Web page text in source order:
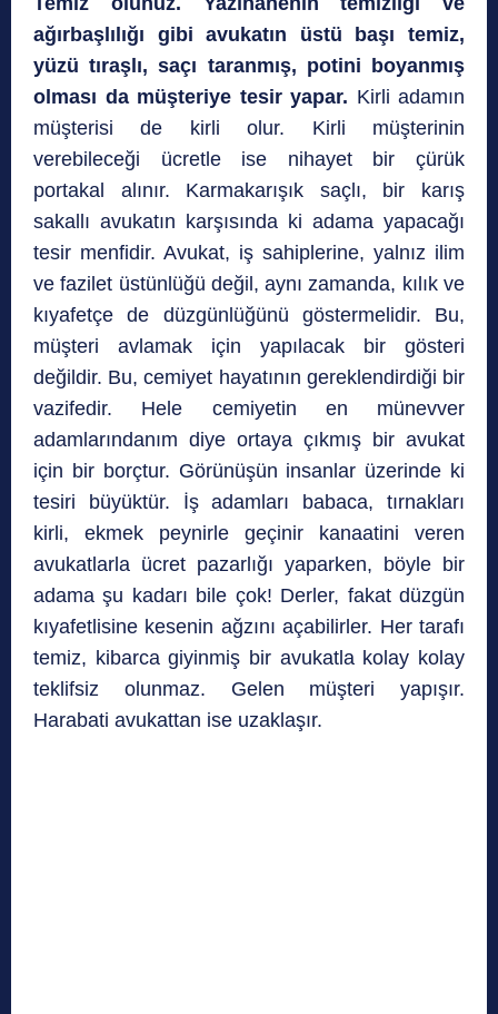
ağırbaşlılığı gibi avukatın üstü başı temiz,
yüzü tıraşlı, saçı taranmış, potini boyanmış
olması da müşteriye tesir yapar. Kirli adamın
müşterisi de kirli olur. Kirli müşterinin
verebileceği ücretle ise nihayet bir çürük
portakal alınır. Karmakarışık saçlı, bir karış
sakallı avukatın karşısında ki adama yapacağı
tesir menfidir. Avukat, iş sahiplerine, yalnız ilim
ve fazilet üstünlüğü değil, aynı zamanda, kılık ve
kıyafetçe de düzgünlüğünü göstermelidir. Bu,
müşteri avlamak için yapılacak bir gösteri
değildir. Bu, cemiyet hayatının gereklendirdiği bir
vazifedir. Hele cemiyetin en münevver
adamlarındanım diye ortaya çıkmış bir avukat
için bir borçtur. Görünüşün insanlar üzerinde ki
tesiri büyüktür. İş adamları babaca, tırnakları
kirli, ekmek peynirle geçinir kanaatini veren
avukatlarla ücret pazarlığı yaparken, böyle bir
adama şu kadarı bile çok! Derler, fakat düzgün
kıyafetlisine kesenin ağzını açabilirler. Her tarafı
temiz, kibarca giyinmiş bir avukatla kolay kolay
teklifsiz olunmaz. Gelen müşteri yapışır.
Harabati avukattan ise uzaklaşır.